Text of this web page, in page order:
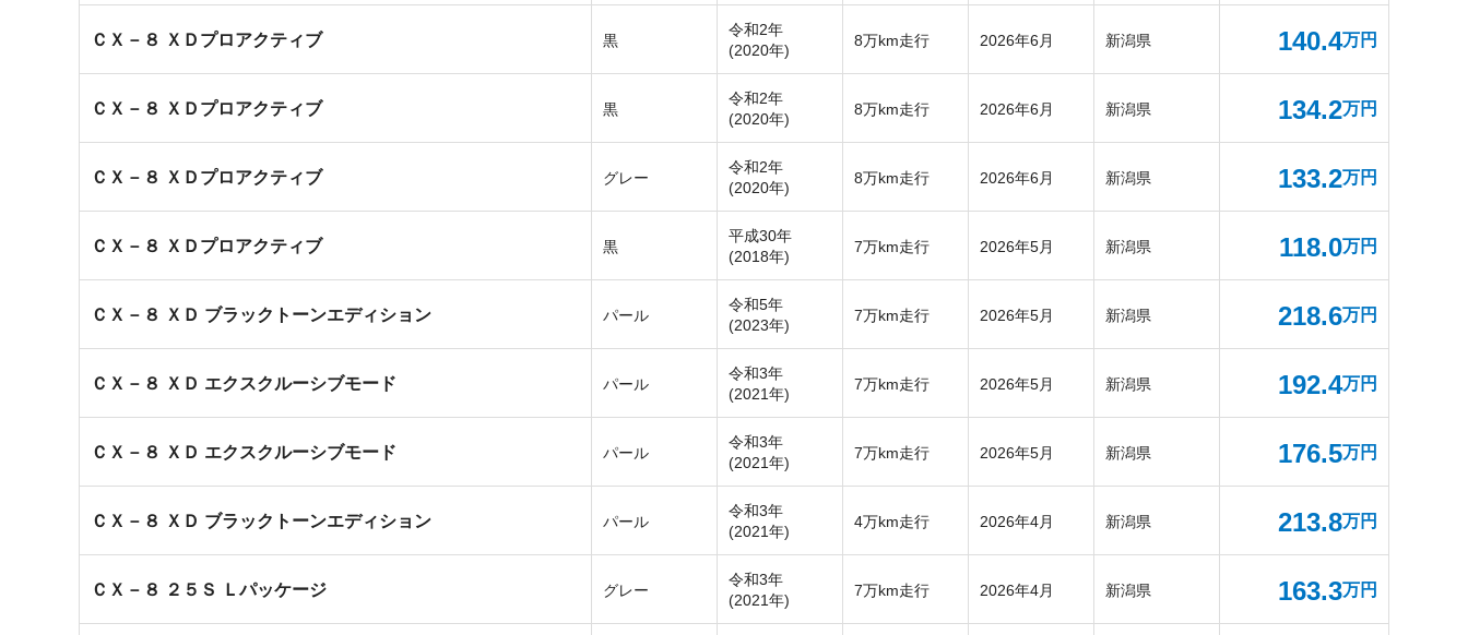
ＣＸ－８ ＸＤプロアクティブ 黒
令和2年
(2020年)
8万km走行 2026年6月 新潟県 140.4万円
ＣＸ－８ ＸＤプロアクティブ 黒
令和2年
(2020年)
8万km走行 2026年6月 新潟県 134.2万円
ＣＸ－８ ＸＤプロアクティブ グレー
令和2年
(2020年)
8万km走行 2026年6月 新潟県 133.2万円
ＣＸ－８ ＸＤプロアクティブ 黒
平成30年
(2018年)
7万km走行 2026年5月 新潟県 118.0万円
ＣＸ－８ ＸＤ ブラックトーンエディション パール
令和5年
(2023年)
7万km走行 2026年5月 新潟県 218.6万円
ＣＸ－８ ＸＤ エクスクルーシブモード パール
令和3年
(2021年)
7万km走行 2026年5月 新潟県 192.4万円
ＣＸ－８ ＸＤ エクスクルーシブモード パール
令和3年
(2021年)
7万km走行 2026年5月 新潟県 176.5万円
ＣＸ－８ ＸＤ ブラックトーンエディション パール
令和3年
(2021年)
4万km走行 2026年4月 新潟県 213.8万円
ＣＸ－８ ２５Ｓ Ｌパッケージ グレー
令和3年
(2021年)
7万km走行 2026年4月 新潟県 163.3万円